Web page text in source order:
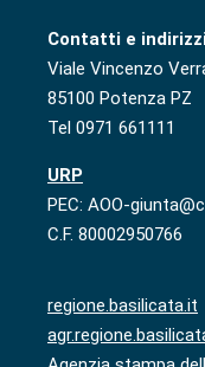
Contatti e
Viale Vincenzo
85100 Potenza PZ
Tel 0971 661111
URP
PEC: AOO-
C.F. 80002950766
regione.basilicata.it